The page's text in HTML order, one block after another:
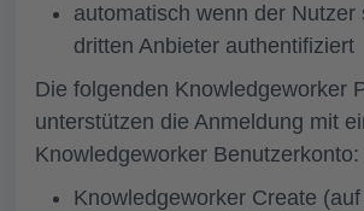
automatisch wenn der Nutzer
dritten Anbieter authentifiziert
Die folgenden Knowledgeworker
unterstützen die Anmeldung mit
Knowledgeworker Benutzerkonto:
Knowledgeworker Create